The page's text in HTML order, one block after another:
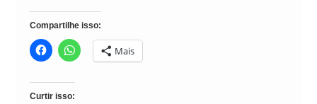
Compartilhe isso:
Mais
Curtir isso: